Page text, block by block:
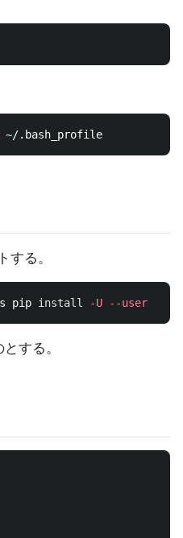
る。
pip install -U --user
する。